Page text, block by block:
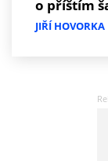
o příštím
JIŘÍ HOVORKA